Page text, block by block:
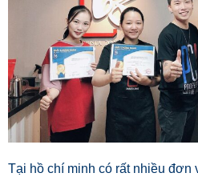
Tại hồ chí minh có rất nhiều đơn